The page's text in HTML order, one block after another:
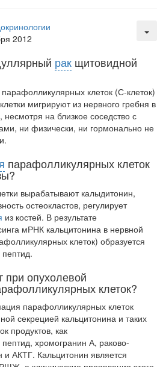
надзору в сфере
тревожную статистику. Она
касаются увеличения риска
роста сопутствующих
осложнений от...
находиться с детьми в
Соответствующий
палату на
рассмотрение. Суть его
заключается в
нахождении одного из
всего срока лечения...
2012
рак щитовидной
парафолликулярных клеток (С-клеток)
мигрируют из нервного гребня в
на близкое соседство с
ни физически, ни гормональ­но не
парафолликулярных клеток
вырабатывают калыдитонин,
остеокластов, регулирует
из костей. В ре­зультате
мРНК кальцитонина в нервной
клеток) образуется
при опухолевой
клеток?
парафолликулярных клеток
секрецией кальцитонина и таких
продуктов, как
хромогранин А, раково-
АКТГ. Кальцитонин является